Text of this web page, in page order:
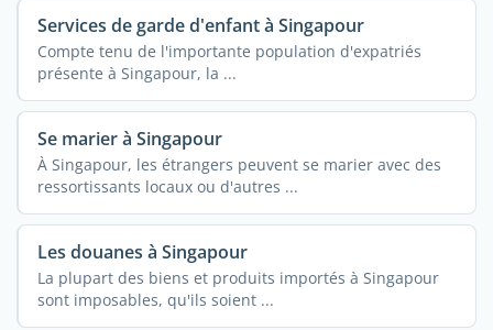
Services de garde d'enfant à Singapour
Compte tenu de l'importante population d'expatriés
présente à Singapour, la ...
Se marier à Singapour
À Singapour, les étrangers peuvent se marier avec des
ressortissants locaux ou d'autres ...
Les douanes à Singapour
La plupart des biens et produits importés à Singapour
sont imposables, qu'ils soient ...